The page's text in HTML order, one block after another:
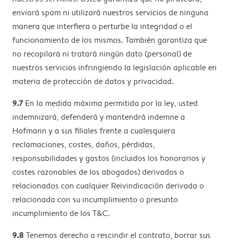
enviará spam ni utilizará nuestros servicios de ninguna
manera que interfiera o perturbe la integridad o el
funcionamiento de los mismos. También garantiza que
no recopilará ni tratará ningún dato (personal) de
nuestros servicios infringiendo la legislación aplicable en
materia de protección de datos y privacidad.
9.7 En la medida máxima permitida por la ley, usted
indemnizará, defenderá y mantendrá indemne a
Hofmann y a sus filiales frente a cualesquiera
reclamaciones, costes, daños, pérdidas,
responsabilidades y gastos (incluidos los honorarios y
costes razonables de los abogados) derivados o
relacionados con cualquier Reivindicación derivada o
relacionada con su incumplimiento o presunto
incumplimiento de los T&C.
9.8 Tenemos derecho a rescindir el contrato, borrar sus